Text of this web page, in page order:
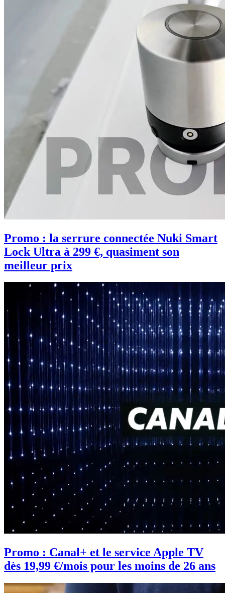
Promo : la serrure connectée Nuki Smart
Lock Ultra à 299 €, quasiment son
meilleur prix
Promo : Canal+ et le service Apple TV
dès 19,99 €/mois pour les moins de 26 ans